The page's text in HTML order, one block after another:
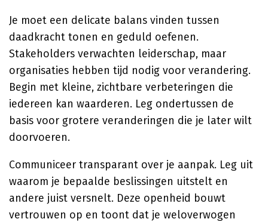
Je moet een delicate balans vinden tussen
daadkracht tonen en geduld oefenen.
Stakeholders verwachten leiderschap, maar
organisaties hebben tijd nodig voor verandering.
Begin met kleine, zichtbare verbeteringen die
iedereen kan waarderen. Leg ondertussen de
basis voor grotere veranderingen die je later wilt
doorvoeren.
Communiceer transparant over je aanpak. Leg uit
waarom je bepaalde beslissingen uitstelt en
andere juist versnelt. Deze openheid bouwt
vertrouwen op en toont dat je weloverwogen